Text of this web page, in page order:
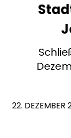
22. DEZEMBER